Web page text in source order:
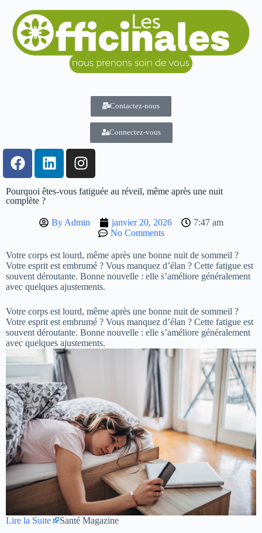
Contactez-nous
Connectez-vous
Pourquoi êtes-vous fatiguée au réveil, même après une nuit
complète ?
ByAdmin janvier 20, 2026
7:47 am
No Comments
Votre corps est lourd, même après une bonne nuit de sommeil ?
Votre esprit est embrumé ? Vous manquez d’élan ? Cette fatigue est
souvent déroutante. Bonne nouvelle : elle s’améliore généralement
avec quelques ajustements.
Votre corps est lourd, même après une bonne nuit de sommeil ?
Votre esprit est embrumé ? Vous manquez d’élan ? Cette fatigue est
souvent déroutante. Bonne nouvelle : elle s’améliore généralement
avec quelques ajustements.
Lire la Suite Santé Magazine